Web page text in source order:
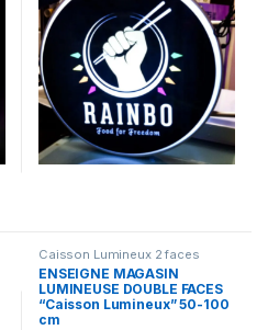
Caisson Lumineux 2 faces
ENSEIGNE MAGASIN
LUMINEUSE DOUBLE FACES
“Caisson Lumineux” 50-100
cm